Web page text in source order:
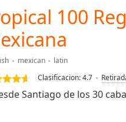
100
mexican
latin
Clasificacion:4.7
Santiago de los 30